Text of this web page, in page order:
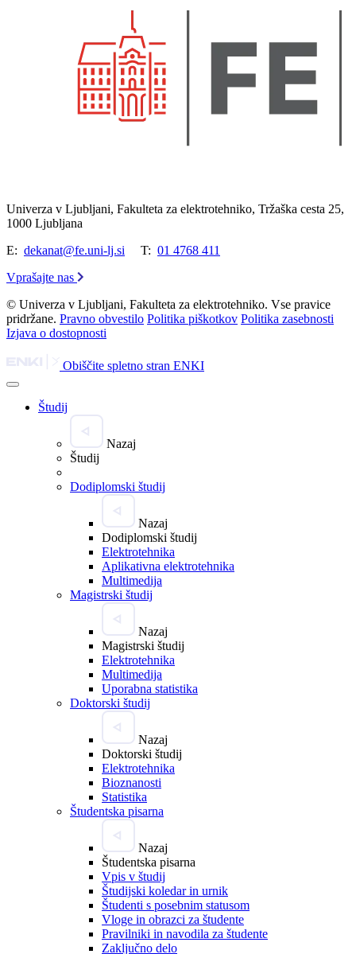
Univerza v Ljubljani, Fakulteta za elektrotehniko, Tržaška cesta 25,
1000 Ljubljana
E: dekanat@fe.uni-lj.si T: 01 4768 411
Vprašajte nas
© Univerza v Ljubljani, Fakulteta za elektrotehniko. Vse pravice
pridržane. Pravno obvestilo Politika piškotkov Politika zasebnosti
Izjava o dostopnosti
Obiščite spletno stran ENKI
Študij
Nazaj
Študij
Dodiplomski študij
Nazaj
Dodiplomski študij
Elektrotehnika
Aplikativna elektrotehnika
Multimedija
Magistrski študij
Nazaj
Magistrski študij
Elektrotehnika
Multimedija
Uporabna statistika
Doktorski študij
Nazaj
Doktorski študij
Elektrotehnika
Bioznanosti
Statistika
Študentska pisarna
Nazaj
Študentska pisarna
Vpis v študij
Študijski koledar in urnik
Študenti s posebnim statusom
Vloge in obrazci za študente
Pravilniki in navodila za študente
Zaključno delo